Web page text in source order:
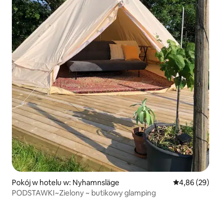
Pokój w hotelu w: Nyhamnsläge Średnia
4,86 (29)
PODSTAWKI~Zielony ~ butikowy glamping